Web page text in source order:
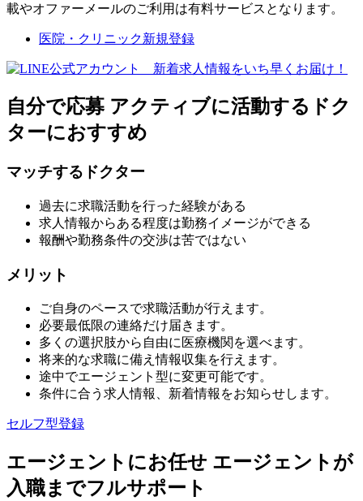
載やオファーメールのご利用は有料サービスとなります。
医院・クリニック新規登録
自分で応募 アクティブに活動するドク
ターにおすすめ
マッチするドクター
過去に求職活動を行った経験がある
求人情報からある程度は勤務イメージができる
報酬や勤務条件の交渉は苦ではない
メリット
ご自身のペースで求職活動が行えます。
必要最低限の連絡だけ届きます。
多くの選択肢から自由に医療機関を選べます。
将来的な求職に備え情報収集を行えます。
途中でエージェント型に変更可能です。
条件に合う求人情報、新着情報をお知らせします。
セルフ型登録
エージェントにお任せ エージェントが
入職までフルサポート